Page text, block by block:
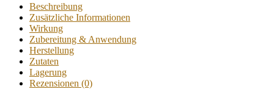
Beschreibung
Zusätzliche Informationen
Wirkung
Zubereitung & Anwendung
Herstellung
Zutaten
Lagerung
Rezensionen (0)